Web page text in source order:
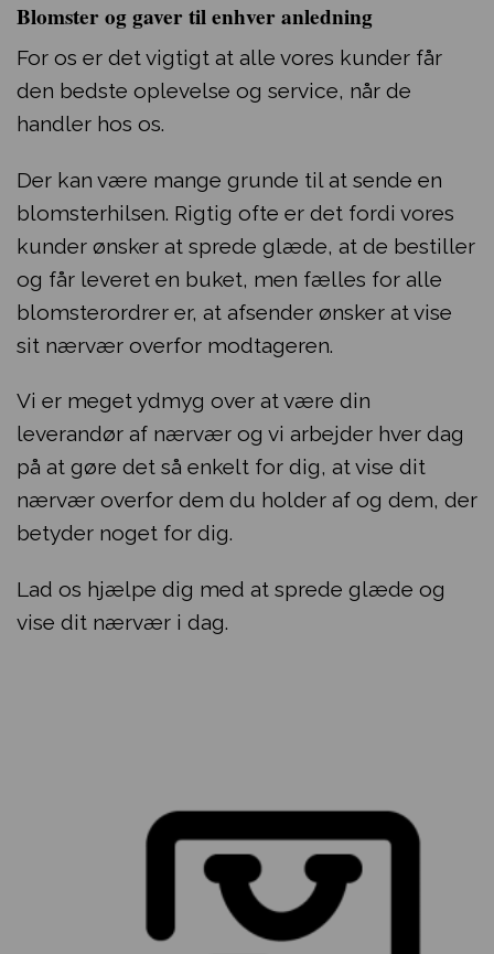
Blomster og gaver til enhver anledning
For os er det vigtigt at alle vores kunder får
den bedste oplevelse og service, når de
handler hos os.
Der kan være mange grunde til at sende en
blomsterhilsen. Rigtig ofte er det fordi vores
kunder ønsker at sprede glæde, at de bestiller
og får leveret en buket, men fælles for alle
blomsterordrer er, at afsender ønsker at vise
sit nærvær overfor modtageren.
Vi er meget ydmyg over at være din
leverandør af nærvær og vi arbejder hver dag
på at gøre det så enkelt for dig, at vise dit
nærvær overfor dem du holder af og dem, der
betyder noget for dig.
Lad os hjælpe dig med at sprede glæde og
vise dit nærvær i dag.